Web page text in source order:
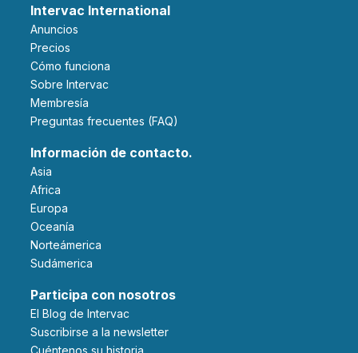
Intervac International
Anuncios
Precios
Cómo funciona
Sobre Intervac
Membresía
Preguntas frecuentes (FAQ)
Información de contacto.
Asia
Africa
Europa
Oceanía
Norteámerica
Sudámerica
Participa con nosotros
El Blog de Intervac
Suscribirse a la newsletter
Cuéntenos su historia